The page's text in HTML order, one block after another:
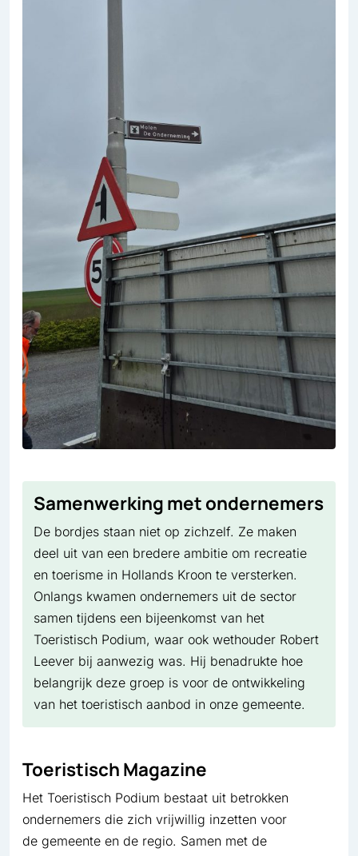
Samenwerking met ondernemers
De bordjes staan niet op zichzelf. Ze maken
deel uit van een bredere ambitie om recreatie
en toerisme in Hollands Kroon te versterken.
Onlangs kwamen ondernemers uit de sector
samen tijdens een bijeenkomst van het
Toeristisch Podium, waar ook wethouder Robert
Leever bij aanwezig was. Hij benadrukte hoe
belangrijk deze groep is voor de ontwikkeling
van het toeristisch aanbod in onze gemeente.
Toeristisch Magazine
Het Toeristisch Podium bestaat uit betrokken
ondernemers die zich vrijwillig inzetten voor
de gemeente en de regio. Samen met de